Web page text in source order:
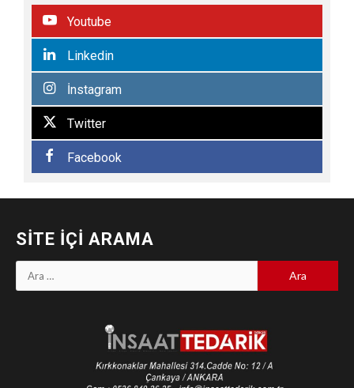
Youtube
Linkedin
İnstagram
Twitter
Facebook
SITE İÇI ARAMA
Arama: